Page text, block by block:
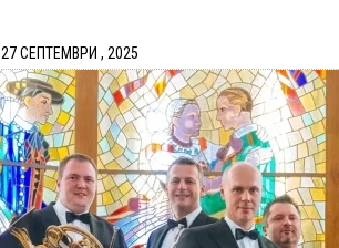
27 СЕПТЕМВРИ , 2025